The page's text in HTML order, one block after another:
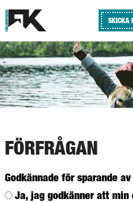
SKICKA
FÖRFRÅGAN
Godkännade för sparande
Ja, jag godkänner att min